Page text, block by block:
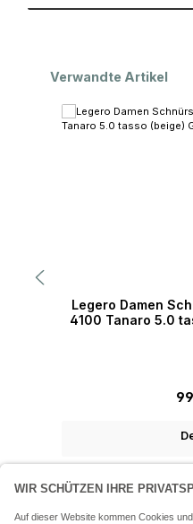
Produktgalerie überspringen
Verwandte Artikel
Legero Damen
4100 Tanaro 5.0